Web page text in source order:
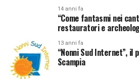
14 anni fa
“Come fantasmi nei
restauratori e
13 anni fa
“Nonni Sud Internet”, il
Scampia